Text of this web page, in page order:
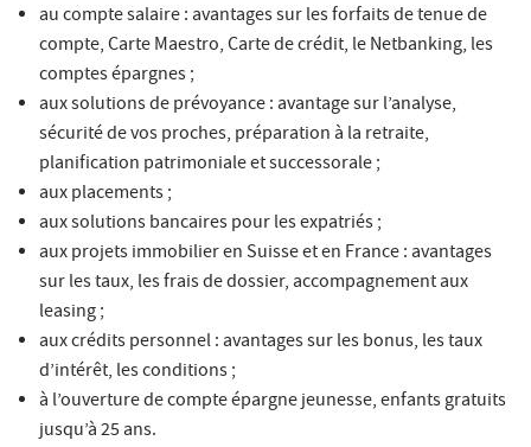
au compte salaire : avantages sur les forfaits de tenue de
compte, Carte Maestro, Carte de crédit, le Netbanking, les
comptes épargnes ;
aux solutions de prévoyance : avantage sur l’analyse,
sécurité de vos proches, préparation à la retraite,
planification patrimoniale et successorale ;
aux placements ;
aux solutions bancaires pour les expatriés ;
aux projets immobilier en Suisse et en France : avantages
sur les taux, les frais de dossier, accompagnement aux
leasing ;
aux crédits personnel : avantages sur les bonus, les taux
d’intérêt, les conditions ;
à l’ouverture de compte épargne jeunesse, enfants gratuits
jusqu’à 25 ans.